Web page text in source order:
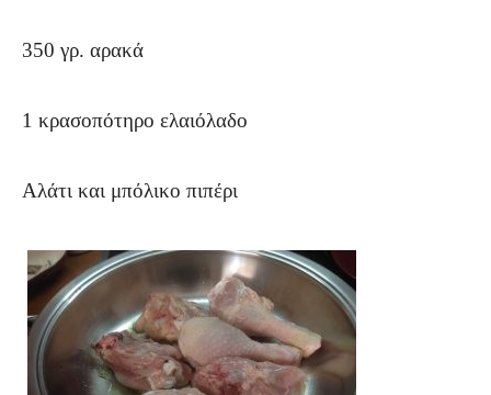
350 γρ. αρακά
1 κρασοπότηρο ελαιόλαδο
Αλάτι και μπόλικο πιπέρι